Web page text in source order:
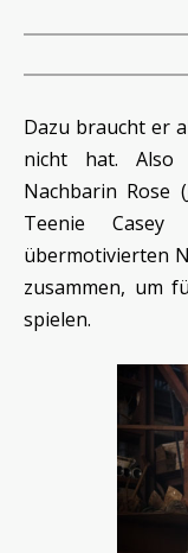
Dazu braucht er
nicht hat. Also
Nachbarin Rose
Teenie
übermotivierten
zusammen, um
spielen.